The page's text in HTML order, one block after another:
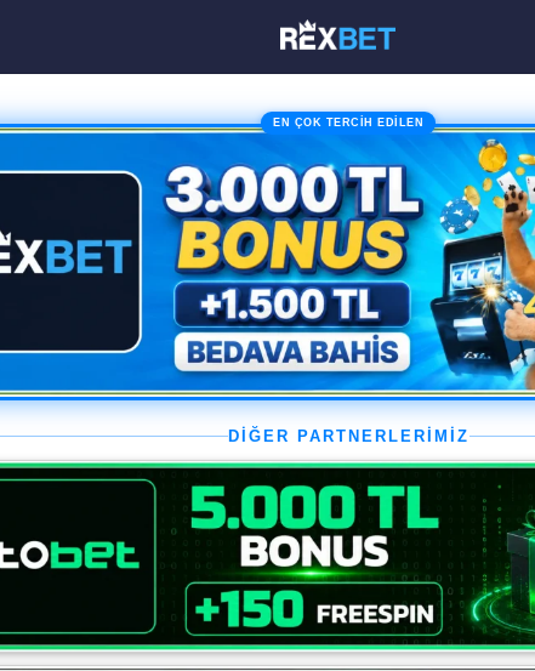
EN ÇOK TERCİH EDİLEN
DİĞER PARTNERLERİMİZ